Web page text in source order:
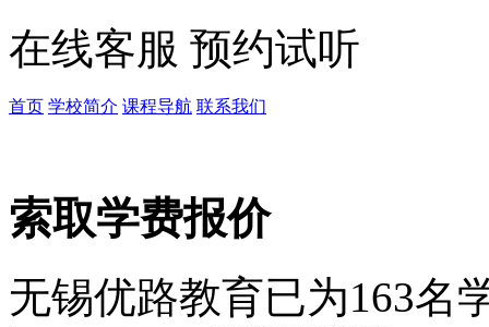
在线客服 预约试听
首页 学校简介 课程导航 联系我们
索取学费报价
无锡优路教育已为163名